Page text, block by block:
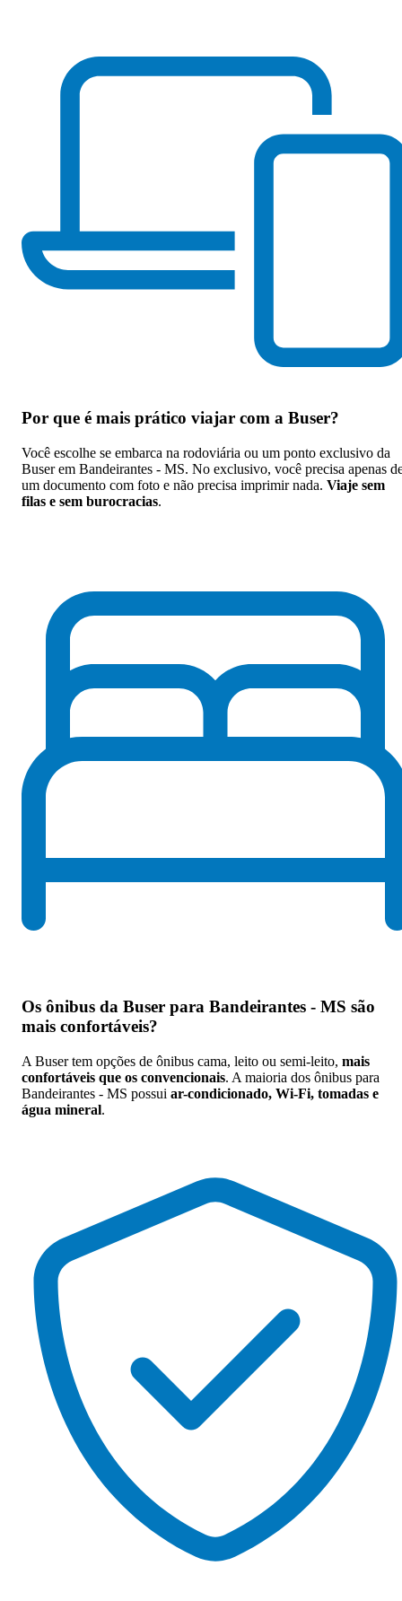
Por que é mais prático viajar com a Buser?
Você escolhe se embarca na rodoviária ou um ponto exclusivo da
Buser em Bandeirantes - MS. No exclusivo, você precisa apenas
um documento com foto e não precisa imprimir nada. Viaje sem
filas e sem burocracias.
Os ônibus da Buser para Bandeirantes - MS são
mais confortáveis?
A Buser tem opções de ônibus cama, leito ou semi-leito, mais
confortáveis que os convencionais. A maioria dos ônibus para
Bandeirantes - MS possui ar-condicionado, Wi-Fi, tomadas e
água mineral.